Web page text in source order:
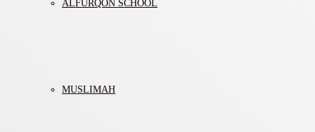
ALFURQON SCHOOL
MUSLIMAH